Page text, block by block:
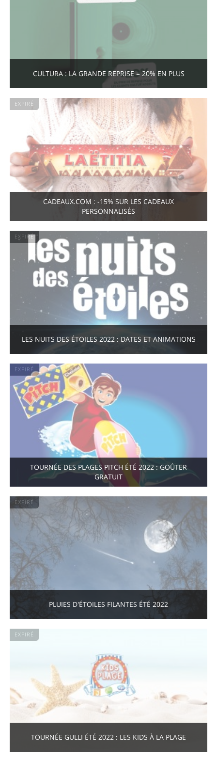
CULTURA : LA GRANDE REPRISE = 20% EN PLUS
EXPIRÉ
CADEAUX.COM : -15% SUR LES CADEAUX
PERSONNALISÉS
EXPIRÉ
LES NUITS DES ÉTOILES 2022 : DATES ET ANIMATIONS
EXPIRÉ
TOURNÉE DES PLAGES PITCH ÉTÉ 2022 : GOÛTER
GRATUIT
EXPIRÉ
PLUIES D'ÉTOILES FILANTES ÉTÉ 2022
EXPIRÉ
TOURNÉE GULLI ÉTÉ 2022 : LES KIDS À LA PLAGE